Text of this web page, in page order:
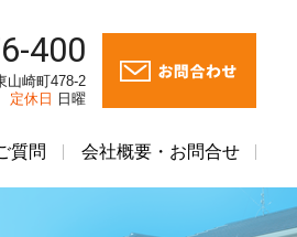
400
山崎町478-2
定休日 日曜
質問 会社概要・お問合せ